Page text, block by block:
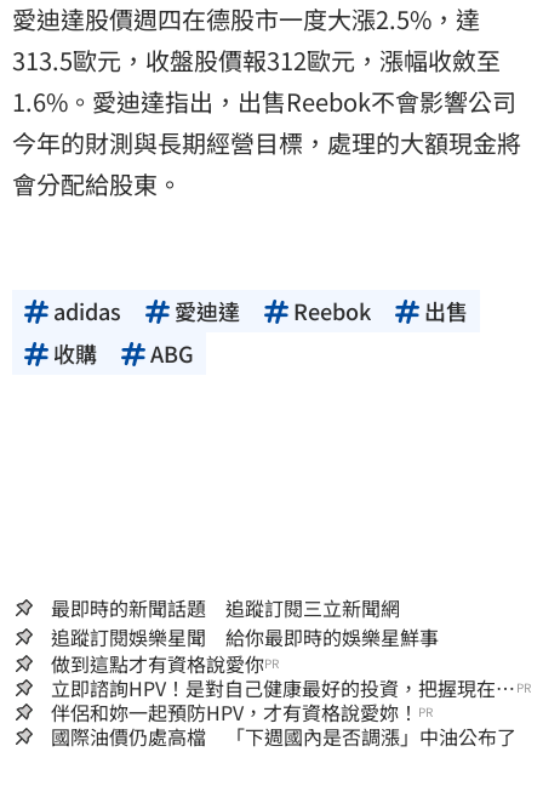
愛迪達股價週四在德股市一度大漲2.5%，達
313.5歐元，收盤股價報312歐元，漲幅收斂至
1.6%。愛迪達指出，出售Reebok不會影響公司
今年的財測與長期經營目標，處理的大額現金將
會分配給股東。
adidas 愛迪達 Reebok
出售
收購
ABG
最即時的新聞話題 追蹤訂閱三立新聞網
追蹤訂閱娛樂星聞 給你最即時的娛樂星鮮事
做到這點才有資格說愛你PR
立即諮詢HPV！是對自己健康最好的投資，把握現在不
嫌晚！
PR
伴侶和妳一起預防HPV，才有資格說愛妳！ PR
國際油價仍處高檔 「下週國內是否調漲」中油公布了